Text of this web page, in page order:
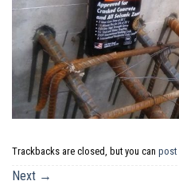
Trackbacks are closed, but you can post
Next →